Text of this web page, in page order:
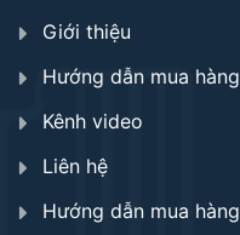
Giới thiệu
Hướng dẫn mua hàng
Kênh video
Liên hệ
Hướng dẫn mua hàng